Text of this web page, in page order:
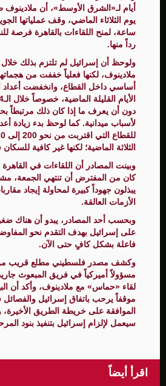
أيام لـ«الشرق الأوسط»، أن
ساعة، لمنح اللقاءات بالقاهرة فرصة
رداً منها.
ولوحظ أن إسرائيل لم تلتزم بذلك
ملادينوف، لكنها فعلياً خففت من
أساسي داخل القطاع، وانخفضت أعداد
دون أن يعرف ما إذا كان ذلك مرتبطاً
لأسباب ميدانية. كما لوحظ بدء زيادة
الثلاثة الماضية؛ لكنها غير كافية
وبينت المصادر أن اللقاءات في
كان من المفترض أن تنتهي الجمعة،
يبذلون جهوداً كبيرة لمحاولة إيجاد
الأزمات العالقة.
وبحسب أحد المصادر، يبدو أن هناك
على إسرائيل بهدف التقدم نحو
فاعلة بشكل كافٍ حتى الآن.
وكشف مصدر فلسطيني مطلع قريب من
مسؤولاً أميركياً في فريق المبعوث
لقاء «حماس» مع ملادينوف، وأكد أن
موقفاً يرحب باتفاق إسرائيل
الموافقة على خريطة الطريق
سيعمل لإلزام إسرائيل بتنفيذ بنود
اقرأ أيضاً